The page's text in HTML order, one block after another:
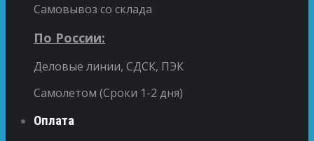
Самовывоз со склада
По России:
Деловые линии, СДСК, ПЭК
Самолетом (Сроки 1-2 дня)
Оплата